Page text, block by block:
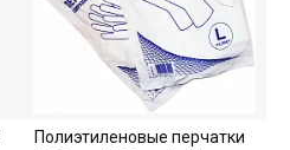
Полиэтиленовые перчатки